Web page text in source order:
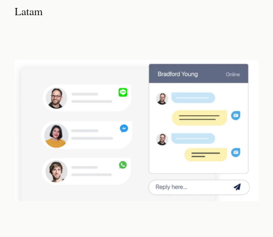
Latam